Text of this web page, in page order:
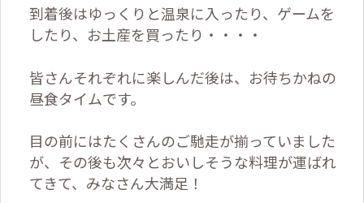
到着後はゆっくりと温泉に入ったり、ゲームを
したり、お土産を買ったり・・・・
皆さんそれぞれに楽しんだ後は、お待ちかねの
昼食タイムです。
目の前にはたくさんのご馳走が揃っていました
が、その後も次々とおいしそうな料理が運ばれ
てきて、みなさん大満足！